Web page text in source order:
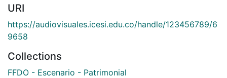
URI
https://audiovisuales.icesi.edu.co/handle/123456789/6
9658
Collections
FFDO - Escenario - Patrimonial